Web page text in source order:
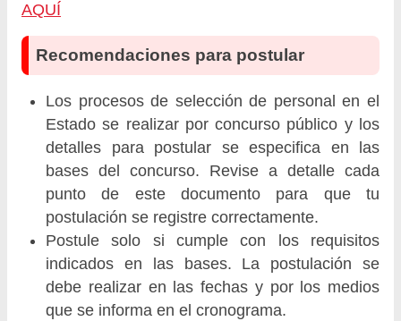
AQUÍ
Recomendaciones para postular
Los procesos de selección de personal en el
Estado se realizar por concurso público y los
detalles para postular se especifica en las
bases del concurso. Revise a detalle cada
punto de este documento para que tu
postulación se registre correctamente.
Postule solo si cumple con los requisitos
indicados en las bases. La postulación se
debe realizar en las fechas y por los medios
que se informa en el cronograma.